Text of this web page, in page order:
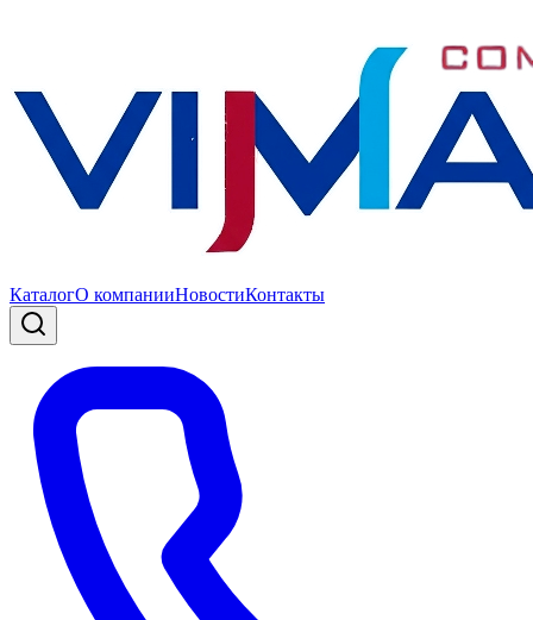
КаталогО компанииНовостиКонтакты